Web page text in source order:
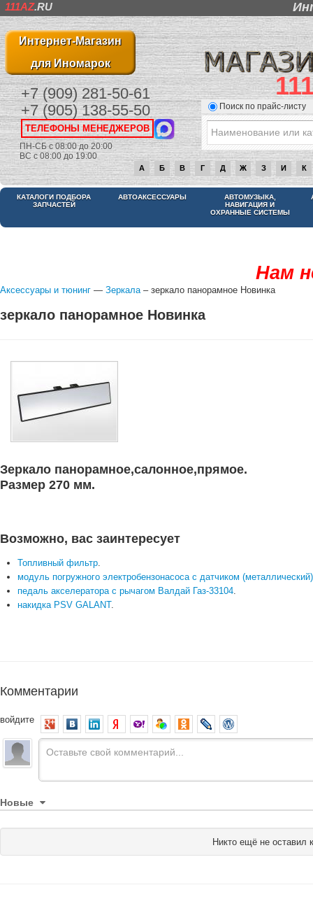
111AZ.RU
Интернет-Магазин
для Иномарок
+7 (909) 281-50-61
+7 (905) 138-55-50
ТЕЛЕФОНЫ МЕНЕДЖЕРОВ
ПН-СБ с 08:00 до 20:00
ВС с 08:00 до 19:00
Поиск по прайс-листу
А Б В Г Д Ж З И К
КАТАЛОГИ ПОДБОРА
ЗАПЧАСТЕЙ
АВТОАКСЕССУАРЫ
АВТОМУЗЫКА,
НАВИГАЦИЯ И
ОХРАННЫЕ СИСТЕМЫ
Нам
Аксессуары и тюнинг — Зеркала– зеркало панорамное Новинка
зеркало панорамное Новинка
Зеркало панорамное,салонное,прямое.
Размер 270 мм.
Возможно, вас заинтересует
Топливный фильтр.
модуль погружного электробензонасоса с датчиком
педаль акселератора с рычагом Валдай Газ-33104.
накидка PSV GALANT.
Комментарии
войдите
Новые
Никто ещё не оставил